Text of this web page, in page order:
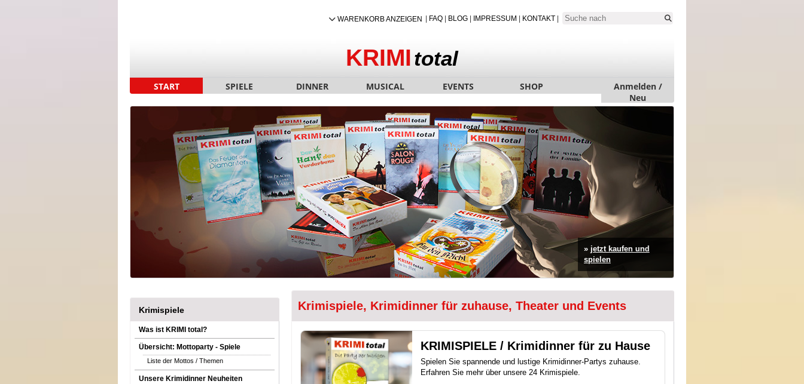
FAQ| BLOG| IMPRESSUM KONTAKT|
WARENKORB ANZEIGEN
KRIMItotal
START SPIELE DINNER MUSICAL EVENTS SHOP
Anmelden /
Neu
» jetzt kaufen und
spielen
Krimispiele
Was ist KRIMI total?
Übersicht: Mottoparty - Spiele
Liste der Mottos / Themen
Unsere Krimidinner Neuheiten
Krimispiele, Krimidinner für zuhause, Theater und Events
KRIMISPIELE / Krimidinner für zu Hause
Spielen Sie spannende und lustige Krimidinner-Partys zuhause.
Erfahren Sie mehr über unsere 24 Krimispiele.